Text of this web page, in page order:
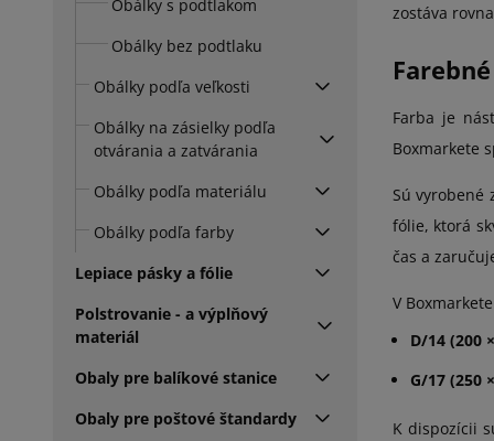
Obálky s podtlakom
Obálky bez podtlaku
Obálky podľa veľkosti
Obálky na zásielky podľa
otvárania a zatvárania
Obálky podľa materiálu
Obálky podľa farby
Lepiace pásky a fólie
Polstrovanie - a výplňový
materiál
Obaly pre balíkové stanice
Obaly pre poštové štandardy
zostáva
Farba je
Boxmarkete
Sú vyrobené
fólie, ktorá
čas a
V
D/14 (200
G/17 (250
K dispozícii